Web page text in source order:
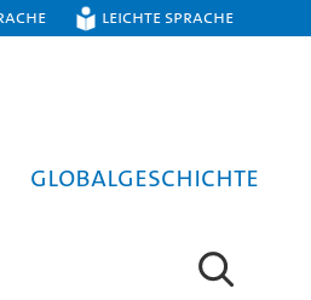
Leichte Sprache
Globalgeschichte